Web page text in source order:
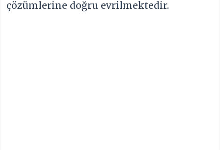
çözümlerine doğru evrilmektedir.